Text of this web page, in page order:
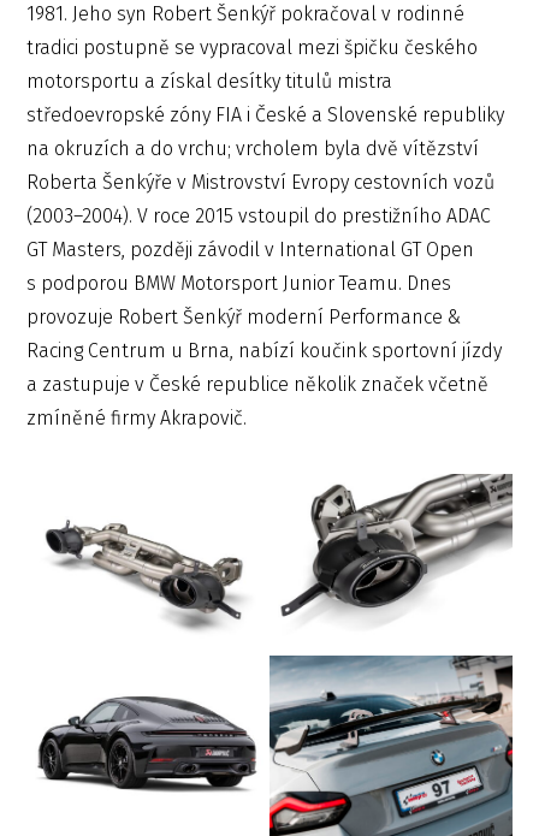
1981. Jeho syn Robert Šenkýř pokračoval v rodinné
tradici postupně se vypracoval mezi špičku českého
motorsportu a získal desítky titulů mistra
středoevropské zóny FIA i České a Slovenské republiky
na okruzích a do vrchu; vrcholem byla dvě vítězství
Roberta Šenkýře v Mistrovství Evropy cestovních vozů
(2003–2004). V roce 2015 vstoupil do prestižního ADAC
GT Masters, později závodil v International GT Open
s podporou BMW Motorsport Junior Teamu. Dnes
provozuje Robert Šenkýř moderní Performance &
Racing Centrum u Brna, nabízí koučink sportovní jízdy
a zastupuje v České republice několik značek včetně
zmíněné firmy Akrapovič.